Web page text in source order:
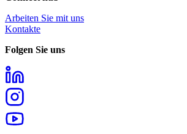
Arbeiten Sie mit uns
Kontakte
Folgen Sie uns